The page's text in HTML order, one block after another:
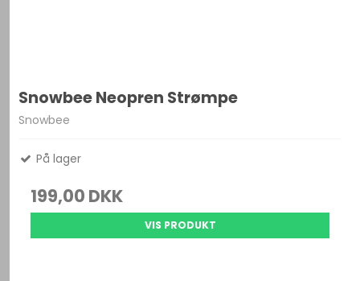
Snowbee Neopren Strømpe
Snowbee
På lager
199,00 DKK
VIS PRODUKT